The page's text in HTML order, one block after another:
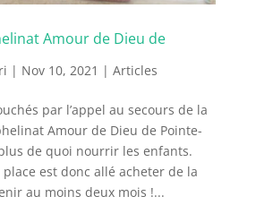
Amour de Dieu de
| Nov 10, 2021 | Articles
par l’appel au secours de la
Amour de Dieu de Pointe-
de quoi nourrir les enfants.
est donc allé acheter de la
au moins deux mois !...